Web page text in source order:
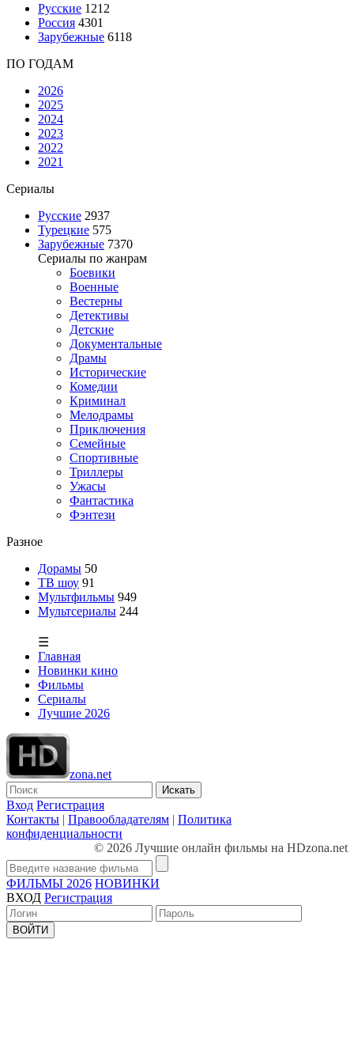
Русские 1212
Россия 4301
Зарубежные 6118
ПО ГОДАМ
2026
2025
2024
2023
2022
2021
Сериалы
Русские 2937
Турецкие 575
Зарубежные 7370
Сериалы по жанрам
Боевики
Военные
Вестерны
Детективы
Детские
Документальные
Драмы
Исторические
Комедии
Криминал
Мелодрамы
Приключения
Семейные
Спортивные
Триллеры
Ужасы
Фантастика
Фэнтези
Разное
Дорамы 50
ТВ шоу 91
Мультфильмы 949
Мультсериалы 244
☰
Главная
Новинки кино
Фильмы
Сериалы
Лучшие 2026
zona.net
Искать
Вход Регистрация
Контакты | Правообладателям | Политика
конфиденциальности
© 2026 Лучшие онлайн фильмы на HDzona.net
ФИЛЬМЫ 2026 НОВИНКИ
ВХОД Регистрация